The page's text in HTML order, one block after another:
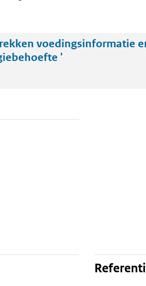
voedingsinformatie
'